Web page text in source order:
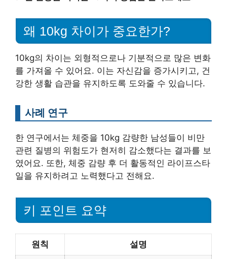
왜 10kg 차이가 중요한가?
10kg의 차이는 외형적으로나 기분적으로 많은 변화
를 가져올 수 있어요. 이는 자신감을 증가시키고, 건
강한 생활 습관을 유지하도록 도와줄 수 있습니다.
사례 연구
한 연구에서는 체중을 10kg 감량한 남성들이 비만
관련 질병의 위험도가 현저히 감소했다는 결과를 보
였어요. 또한, 체중 감량 후 더 활동적인 라이프스타
일을 유지하려고 노력했다고 전해요.
키 포인트 요약
원칙 설명